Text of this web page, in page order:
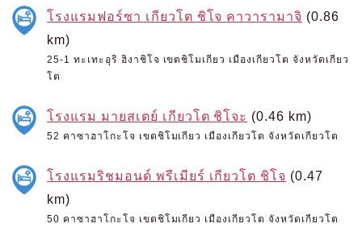
โรงแรมฟอร์ซา เกียวโต ชิโจ คาวารามาจิ (0.86
km)
25-1 ทะเทะอุริ ฮิงาชิโจ เขตชิโมเกียว เมืองเกียวโต จังหวัดเกียว
โต
โรงแรม มายสเตย์ เกียวโต ชิโจะ (0.46 km)
52 คาซาฮาโกะโจ เขตชิโมเกียว เมืองเกียวโต จังหวัดเกียวโต
โรงแรมริชมอนด์ พรีเมียร์ เกียวโต ชิโจ (0.47
km)
50 คาซาฮาโกะโจ เขตชิโมเกียว เมืองเกียวโต จังหวัดเกียวโต